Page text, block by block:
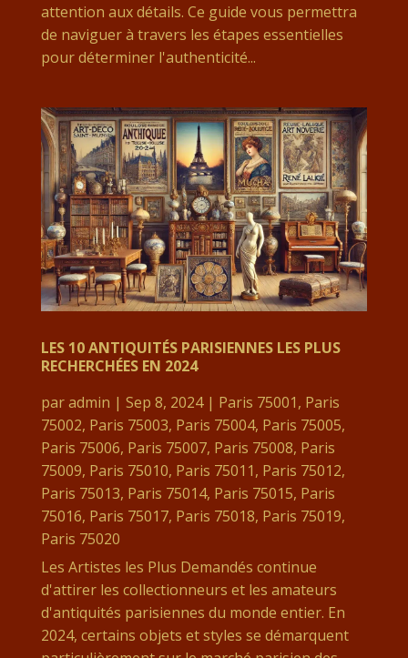
attention aux détails. Ce guide vous permettra
de naviguer à travers les étapes essentielles
pour déterminer l'authenticité...
LES 10 ANTIQUITÉS PARISIENNES LES PLUS
RECHERCHÉES EN 2024
paradmin | Sep 8, 2024| Paris 75001, Paris
75002, Paris 75003, Paris 75004, Paris 75005,
Paris 75006, Paris 75007, Paris 75008, Paris
75009, Paris 75010, Paris 75011, Paris 75012,
Paris 75013, Paris 75014, Paris 75015, Paris
75016, Paris 75017, Paris 75018, Paris 75019,
Paris 75020
Les Artistes les Plus Demandés continue
d'attirer les collectionneurs et les amateurs
d'antiquités parisiennes du monde entier. En
2024, certains objets et styles se démarquent